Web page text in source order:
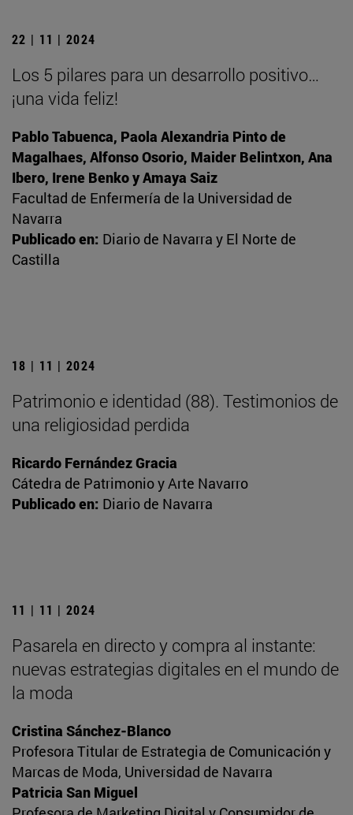
22 | 11 | 2024
Los 5 pilares para un desarrollo positivo…
¡una vida feliz!
Pablo Tabuenca, Paola Alexandria Pinto de
Magalhaes, Alfonso Osorio, Maider Belintxon, Ana
Ibero, Irene Benko y Amaya Saiz
Facultad de Enfermería de la Universidad de
Navarra
Publicado en: Diario de Navarra y El Norte de
Castilla
18 | 11 | 2024
Patrimonio e identidad (88). Testimonios de
una religiosidad perdida
Ricardo Fernández Gracia
Cátedra de Patrimonio y Arte Navarro
Publicado en: Diario de Navarra
11 | 11 | 2024
Pasarela en directo y compra al instante:
nuevas estrategias digitales en el mundo de
la moda
Cristina Sánchez-Blanco
Profesora Titular de Estrategia de Comunicación y
Marcas de Moda, Universidad de Navarra
Patricia San Miguel